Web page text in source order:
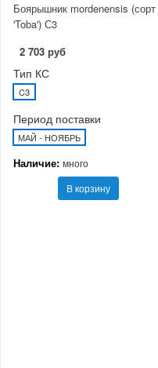
Боярышник mordenensis (сорт
'Toba') С3
2 703 руб
Тип КС
C3
Период поставки
МАЙ - НОЯБРЬ
Наличие: много
В корзину